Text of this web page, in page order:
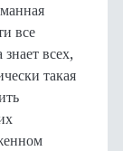
все
всех,
такая